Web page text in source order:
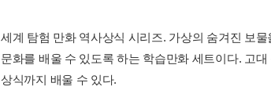
세계 탐험 만화 역사상식 시리즈. 가상의 숨겨진 보
문화를 배울 수 있도록 하는 학습만화 세트이다. 고
상식까지 배울 수 있다.